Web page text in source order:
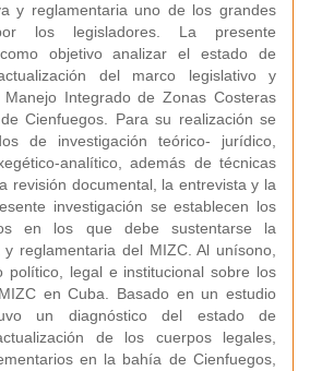
y reglamentaria uno de los grandes
los legisladores. La presente
objetivo analizar el estado de
del marco legislativo y
Integrado de Zonas Costeras
Cienfuegos. Para su realización se
de investigación teórico- jurídico,
analítico, además de técnicas
revisión documental, la entrevista y la
investigación se establecen los
en los que debe sustentarse la
reglamentaria del MIZC. Al unísono,
político, legal e institucional sobre los
en Cuba. Basado en un estudio
un diagnóstico del estado de
de los cuerpos legales,
en la bahía de Cienfuegos,